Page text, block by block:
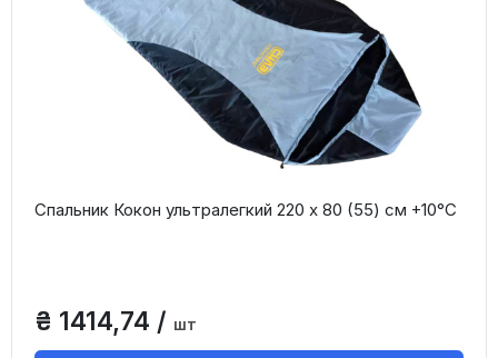
Спальник Кокон ультралегкий 220 х 80 (55) см +10°С
₴ 1414,74 / шт